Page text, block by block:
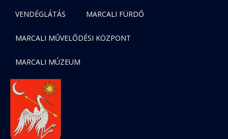
VENDÉGLÁTÁS MARCALI FÜRDŐ
MARCALI MŰVELŐDÉSI KÖZPONT
MARCALI MÚZEUM